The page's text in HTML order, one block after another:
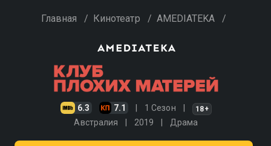
Главная / Кинотеатр / AMEDIATEKA /
6.3 7.1 1 Сезон 18+
Австралия 2019 Драма